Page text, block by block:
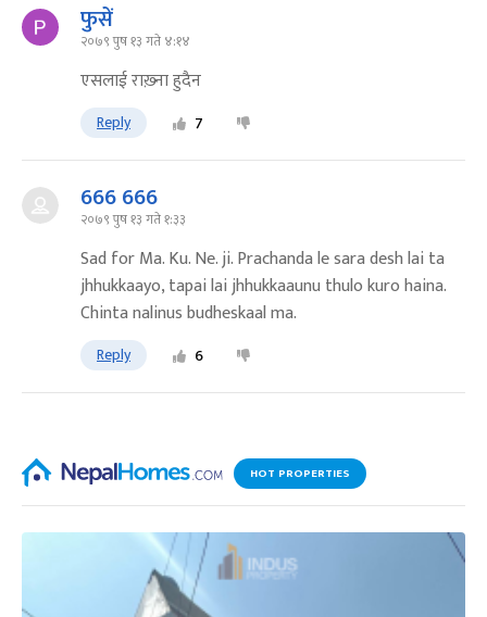
फुसें
२०७९ पुष १३ गते ४:१४
एसलाई राख़्ना हुदैन
Reply 7
666 666
२०७९ पुष १३ गते १:३३
Sad for Ma. Ku. Ne. ji. Prachanda le sara desh lai ta
jhhukkaayo, tapai lai jhhukkaaunu thulo kuro haina.
Chinta nalinus budheskaal ma.
Reply 6
HOT PROPERTIES